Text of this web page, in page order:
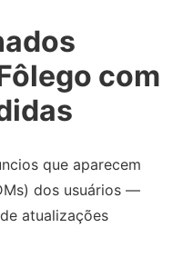
com
que aparecem
dos usuários —
atualizações